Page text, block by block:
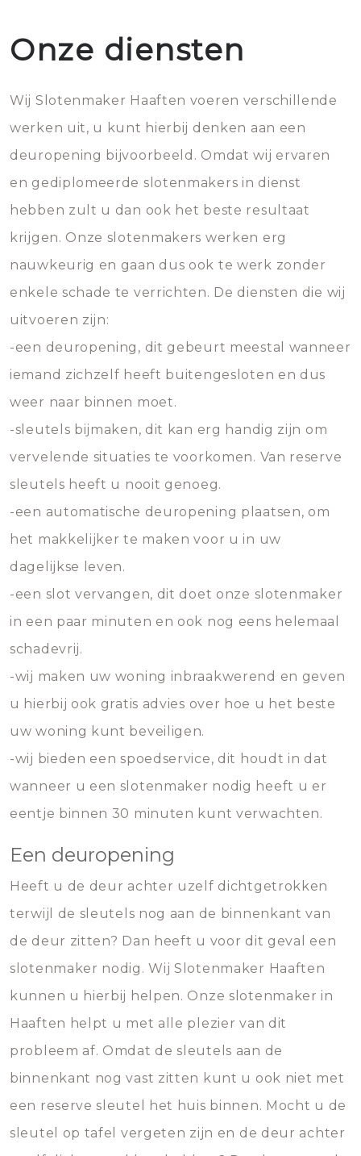
Onze diensten
Wij Slotenmaker Haaften voeren verschillende
werken uit, u kunt hierbij denken aan een
deuropening bijvoorbeeld. Omdat wij ervaren
en gediplomeerde slotenmakers in dienst
hebben zult u dan ook het beste resultaat
krijgen. Onze slotenmakers werken erg
nauwkeurig en gaan dus ook te werk zonder
enkele schade te verrichten. De diensten die wij
uitvoeren zijn:
-een deuropening, dit gebeurt meestal wanneer
iemand zichzelf heeft buitengesloten en dus
weer naar binnen moet.
-sleutels bijmaken, dit kan erg handig zijn om
vervelende situaties te voorkomen. Van reserve
sleutels heeft u nooit genoeg.
-een automatische deuropening plaatsen, om
het makkelijker te maken voor u in uw
dagelijkse leven.
-een slot vervangen, dit doet onze slotenmaker
in een paar minuten en ook nog eens helemaal
schadevrij.
-wij maken uw woning inbraakwerend en geven
u hierbij ook gratis advies over hoe u het beste
uw woning kunt beveiligen.
-wij bieden een spoedservice, dit houdt in dat
wanneer u een slotenmaker nodig heeft u er
eentje binnen 30 minuten kunt verwachten.
Een deuropening
Heeft u de deur achter uzelf dichtgetrokken
terwijl de sleutels nog aan de binnenkant van
de deur zitten? Dan heeft u voor dit geval een
slotenmaker nodig. Wij Slotenmaker Haaften
kunnen u hierbij helpen. Onze slotenmaker in
Haaften helpt u met alle plezier van dit
probleem af. Omdat de sleutels aan de
binnenkant nog vast zitten kunt u ook niet met
een reserve sleutel het huis binnen. Mocht u de
sleutel op tafel vergeten zijn en de deur achter